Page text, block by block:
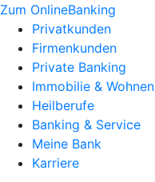
Zum OnlineBanking
Privatkunden
Firmenkunden
Private Banking
Immobilie & Wohnen
Heilberufe
Banking & Service
Meine Bank
Karriere